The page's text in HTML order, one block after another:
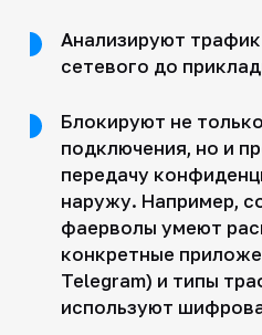
Анализируют
сетевого до
Блокируют не
подключения, но и
передачу
наружу. Например,
фаерволы умеют
конкретные
Telegram) и типы
используют